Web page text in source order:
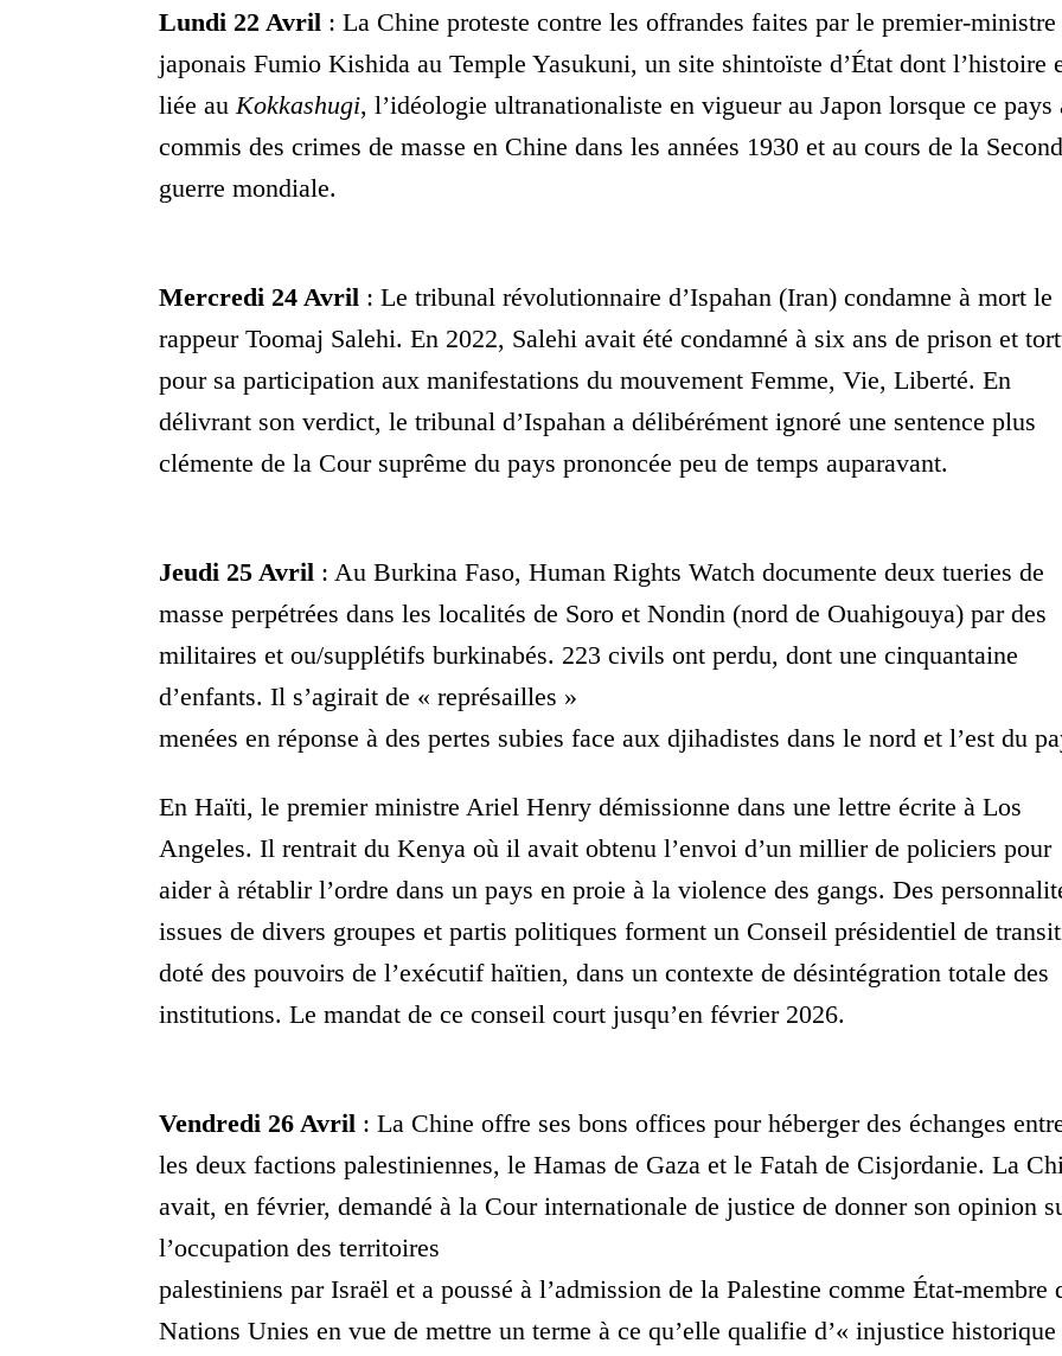
Lundi 22 Avril : La Chine proteste contre les offrandes faites par le premier-ministre
japonais Fumio Kishida au Temple Yasukuni, un site shintoïste d’État dont l’histoire
liée au Kokkashugi, l’idéologie ultranationaliste en vigueur au Japon lorsque ce pays
commis des crimes de masse en Chine dans les années 1930 et au cours de la
guerre mondiale.
Mercredi 24 Avril : Le tribunal révolutionnaire d’Ispahan (Iran) condamne à mort le
rappeur Toomaj Salehi. En 2022, Salehi avait été condamné à six ans de prison et
pour sa participation aux manifestations du mouvement Femme, Vie, Liberté. En
délivrant son verdict, le tribunal d’Ispahan a délibérément ignoré une sentence plus
clémente de la Cour suprême du pays prononcée peu de temps auparavant.
Jeudi 25 Avril : Au Burkina Faso, Human Rights Watch documente deux tueries de
masse perpétrées dans les localités de Soro et Nondin (nord de Ouahigouya) par des
militaires et ou/supplétifs burkinabés. 223 civils ont perdu, dont une cinquantaine
d’enfants. Il s’agirait de « représailles »
menées en réponse à des pertes subies face aux djihadistes dans le nord et l’est du
En Haïti, le premier ministre Ariel Henry démissionne dans une lettre écrite à Los
Angeles. Il rentrait du Kenya où il avait obtenu l’envoi d’un millier de policiers pour
aider à rétablir l’ordre dans un pays en proie à la violence des gangs. Des
issues de divers groupes et partis politiques forment un Conseil présidentiel de
doté des pouvoirs de l’exécutif haïtien, dans un contexte de désintégration totale des
institutions. Le mandat de ce conseil court jusqu’en février 2026.
Vendredi 26 Avril : La Chine offre ses bons offices pour héberger des échanges
les deux factions palestiniennes, le Hamas de Gaza et le Fatah de Cisjordanie. La
avait, en février, demandé à la Cour internationale de justice de donner son opinion
l’occupation des territoires
palestiniens par Israël et a poussé à l’admission de la Palestine comme État-membre
Nations Unies en vue de mettre un terme à ce qu’elle qualifie d’« injustice historique